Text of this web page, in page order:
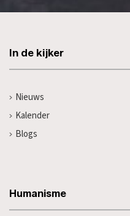
In de kijker
Nieuws
Kalender
Blogs
Humanisme